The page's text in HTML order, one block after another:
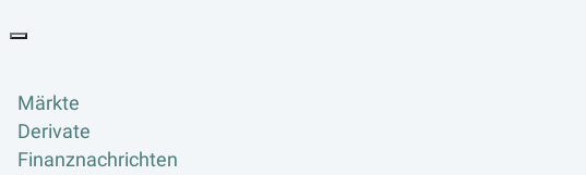
Märkte
Derivate
Finanznachrichten